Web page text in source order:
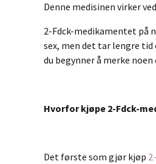
Denne medisinen virker
2-Fdck-medikamentet på
sex, men det tar lengre
du begynner å merke noen
Hvorfor kjøpe 2-Fdck-
Det første som gjør kjøp